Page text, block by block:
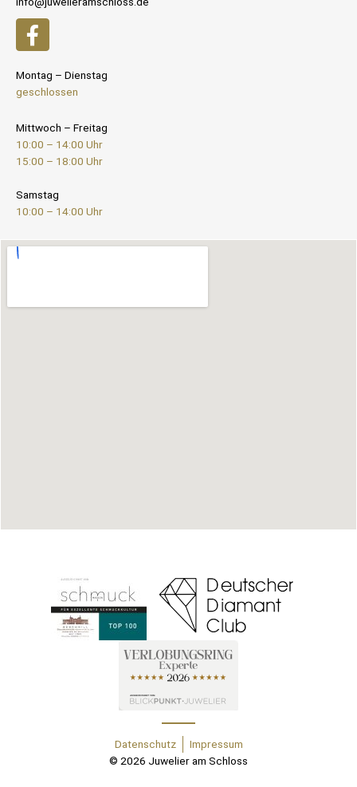
Montag – Dienstag
geschlossen
Mittwoch – Freitag
10:00 – 14:00 Uhr
15:00 – 18:00 Uhr
Samstag
10:00 – 14:00 Uhr
Datenschutz
Impressum
© 2026 Juwelier am Schloss